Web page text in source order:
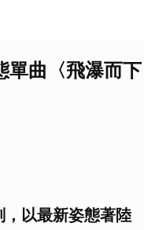
曲〈飛瀑而下
以最新姿態著陸